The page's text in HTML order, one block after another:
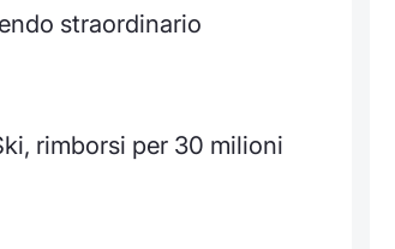
straordinario
rimborsi per 30 milioni